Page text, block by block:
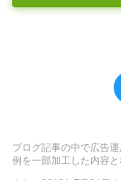
ブログ記事の中で広告
例を一部加工した内容